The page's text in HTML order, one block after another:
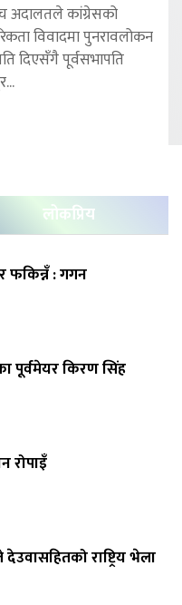
अदालतले कांग्रेसको
विवादमा पुनरावलोकन
दिएसँगै पूर्वसभापति
लोकप्रिय
फकिन्नँ : गगन
पूर्वमेयर किरण सिंह
रोपाइँ
राष्ट्रिय भेला